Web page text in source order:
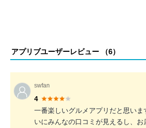
アプリブユーザーレビュー （6）
swfan
4
一番楽しいグルメアプリだと思い
いにみんなの口コミが見えるし、お